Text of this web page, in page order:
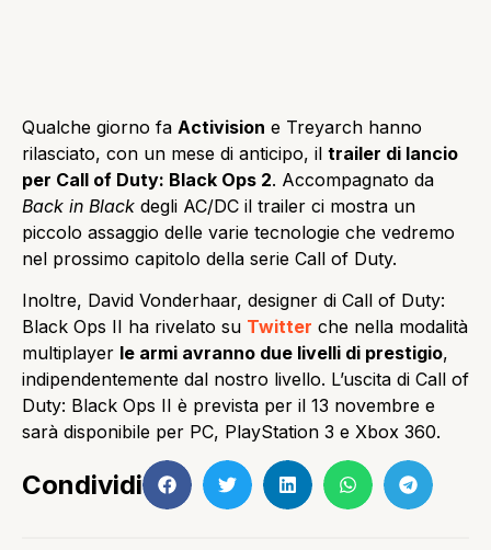
Qualche giorno fa Activision e Treyarch hanno
rilasciato, con un mese di anticipo, il trailer di lancio
per Call of Duty: Black Ops 2. Accompagnato da
Back in Black degli AC/DC il trailer ci mostra un
piccolo assaggio delle varie tecnologie che vedremo
nel prossimo capitolo della serie Call of Duty.
Inoltre, David Vonderhaar, designer di Call of Duty:
Black Ops II ha rivelato su Twitter che nella modalità
multiplayer le armi avranno due livelli di prestigio,
indipendentemente dal nostro livello. L’uscita di Call of
Duty: Black Ops II è prevista per il 13 novembre e
sarà disponibile per PC, PlayStation 3 e Xbox 360.
Condividi